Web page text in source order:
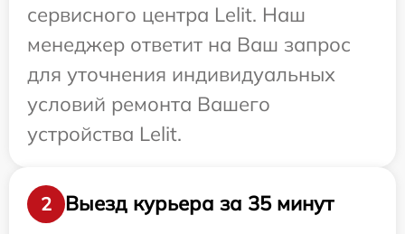
сервисного центра Lelit. Наш
менеджер ответит на Ваш запрос
для уточнения индивидуальных
условий ремонта Вашего
устройства Lelit.
2
Выезд курьера за 35 минут